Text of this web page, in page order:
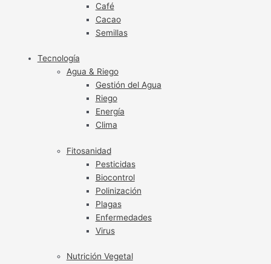
Café
Cacao
Semillas
Tecnología
Agua & Riego
Gestión del Agua
Riego
Energía
Clima
Fitosanidad
Pesticidas
Biocontrol
Polinización
Plagas
Enfermedades
Virus
Nutrición Vegetal